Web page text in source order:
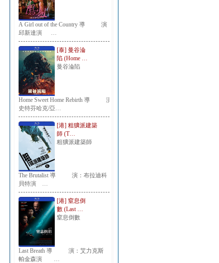
A Girl out of the Country 導 演：
邱新達演 …
[泰] 曼谷淪
陷 (Home …
曼谷淪陷
Home Sweet Home Rebirth 導 演：
史特芬哈克/亞…
[港] 粗獷派建築
師 (T…
粗獷派建築師
The Brutalist 導 演：布拉迪科
貝特演 …
[港] 窒息倒
數 (Last …
窒息倒數
Last Breath 導 演：艾力克斯
帕金森演 …